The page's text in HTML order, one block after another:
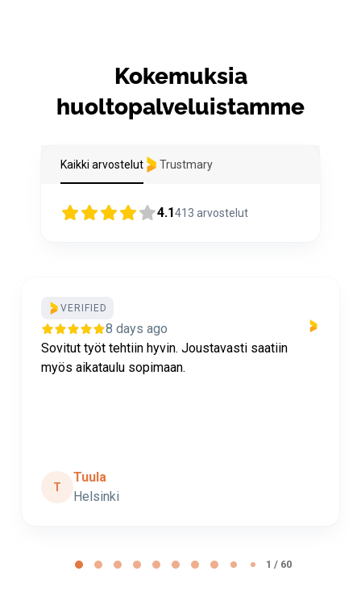
Kokemuksia
huoltopalveluistamme
Kaikki arvostelut Trustmary
4.1413 arvostelut
VERIFIED
8 days ago
Sovitut työt tehtiin hyvin. Joustavasti saatiin
myös aikataulu sopimaan.
T
Tuula
Helsinki
1 / 60